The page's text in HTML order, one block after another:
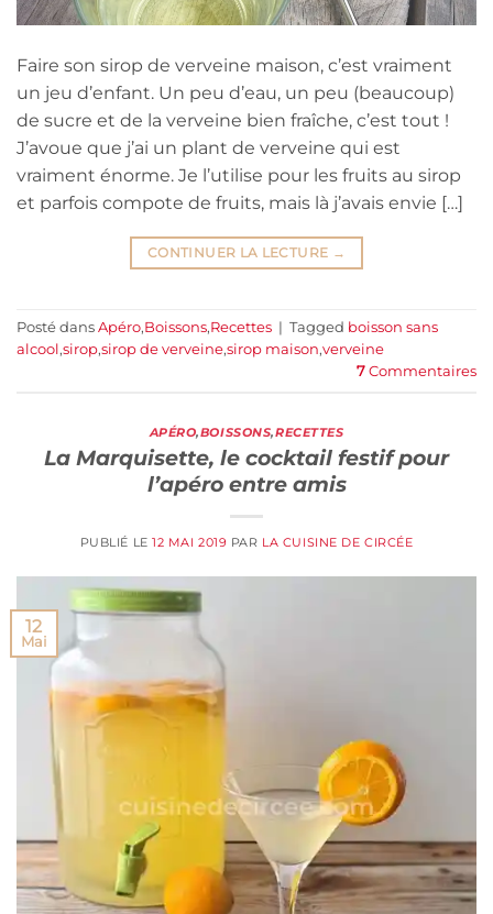
Faire son sirop de verveine maison, c’est vraiment
un jeu d’enfant. Un peu d’eau, un peu (beaucoup)
de sucre et de la verveine bien fraîche, c’est tout !
J’avoue que j’ai un plant de verveine qui est
vraiment énorme. Je l’utilise pour les fruits au sirop
et parfois compote de fruits, mais là j’avais envie […]
CONTINUER LA LECTURE →
Posté dans Apéro,Boissons,Recettes | Tagged boisson sans
alcool,sirop,sirop de verveine,sirop maison,verveine
7 Commentaires
APÉRO,BOISSONS,RECETTES
La Marquisette, le cocktail festif pour
l’apéro entre amis
PUBLIÉ LE12 MAI 2019 PAR LA CUISINE DE CIRCÉE
12
Mai